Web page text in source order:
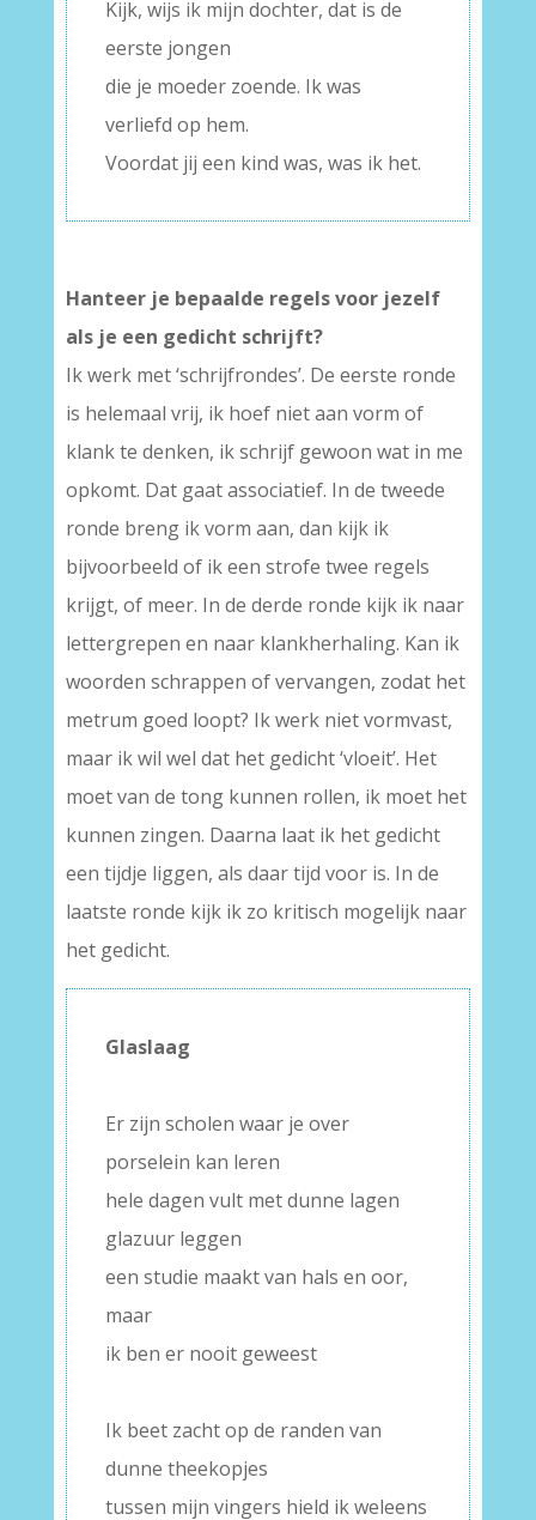
Kijk, wijs ik mijn dochter, dat is de
eerste jongen
die je moeder zoende. Ik was
verliefd op hem.
Voordat jij een kind was, was ik het.
Hanteer je bepaalde regels voor jezelf
als je een gedicht schrijft?
Ik werk met ‘schrijfrondes’. De eerste ronde
is helemaal vrij, ik hoef niet aan vorm of
klank te denken, ik schrijf gewoon wat in me
opkomt. Dat gaat associatief. In de tweede
ronde breng ik vorm aan, dan kijk ik
bijvoorbeeld of ik een strofe twee regels
krijgt, of meer. In de derde ronde kijk ik naar
lettergrepen en naar klankherhaling. Kan ik
woorden schrappen of vervangen, zodat het
metrum goed loopt? Ik werk niet vormvast,
maar ik wil wel dat het gedicht ‘vloeit’. Het
moet van de tong kunnen rollen, ik moet het
kunnen zingen. Daarna laat ik het gedicht
een tijdje liggen, als daar tijd voor is. In de
laatste ronde kijk ik zo kritisch mogelijk naar
het gedicht.
Glaslaag
Er zijn scholen waar je over
porselein kan leren
hele dagen vult met dunne lagen
glazuur leggen
een studie maakt van hals en oor,
maar
ik ben er nooit geweest
Ik beet zacht op de randen van
dunne theekopjes
tussen mijn vingers hield ik weleens